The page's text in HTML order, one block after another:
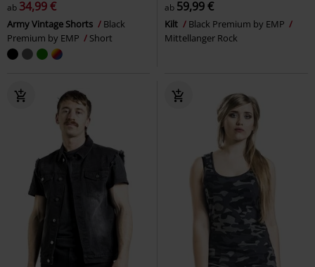
ab 34,99 €
Army Vintage Shorts
Black
Premium by EMP
Short
ab 59,99 €
Kilt
Black Premium by EMP
Mittellanger Rock